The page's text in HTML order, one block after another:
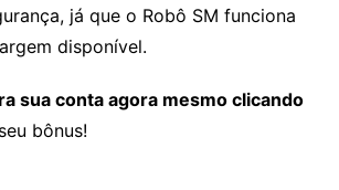
já que o Robô SM funciona
disponível.
sua conta agora mesmo clicando
bônus!